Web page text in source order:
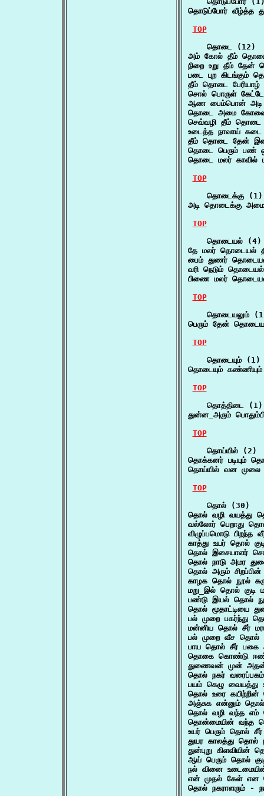
தொடுப்போர் வீழ்த்த
TOP
    தொடை (12)
அம் கோல் தீம் தொடை
நிறை உறு தீம்
படை புற கிடங்கும்
தீம் தொடை
சொல் பொருள்
ஆண பைம்பொன்
தொடை அமை கோவை
செவ்வழி தீம் தொடை
உடைத்த நாவாய்
தீம் தொடை தேன்
தொடை பெரும் பண்
தொடை மலர்
TOP
    தொடைக்கு (1)
அடி தொடைக்கு
TOP
    தொடையல் (4)
தே மலர் தொடையல்
பைம் துணர்
வரி நெடும்
பிணை மலர்
TOP
தொடையலும்
பெரும் தேன்
TOP
    தொடையும் (1)
தொடையும்
TOP
    தொத்திடை (1)
துன்ன_அரும்
TOP
    தொய்யில் (2)
தொக்கனர் படியும்
தொய்யில் வன முலை
TOP
    தொல் (30)
தொல் வழி வயத்து
வல்லோர் பெறாது
விழுப்பமொடு
காத்து உயர் தொல்
தொல் இசையாளர்
தொல் நாடு அமர
தொல் அரும்
காழக தொல் நூல்
மறு_இல் தொல்
பண்டு இயல் தொல்
தொல் மூதாட்டியை
பல் முறை பகர்ந்து
மன்னிய தொல் சீர்
பல் முறை வீச தொல்
பாய தொல் சீர் பகை
தொகை கொண்டு
துணைவன் முன்
தொல் நகர்
பயம் கெழு
தொல் உரை
அஞ்சுக என்னும்
தொல் வழி வந்த எம்
தொன்மையின் வந்த
உயர் பெரும் தொல்
துயர காலத்து
துன்புறு
ஆய் பெரும் தொல்
நல் வினை
என் முதல் கேள் என
தொல் நகராளரும் -